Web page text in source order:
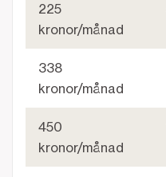
225
kronor/månad
338
kronor/månad
450
kronor/månad